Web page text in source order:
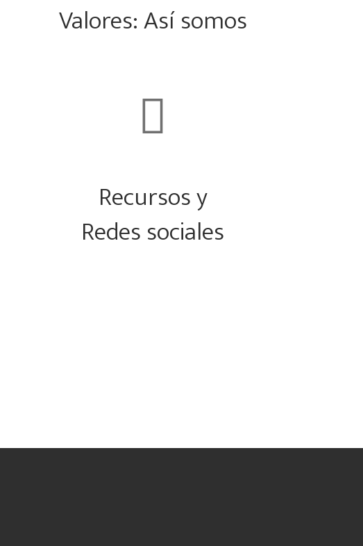
Valores: Así somos

Recursos y
Redes sociales